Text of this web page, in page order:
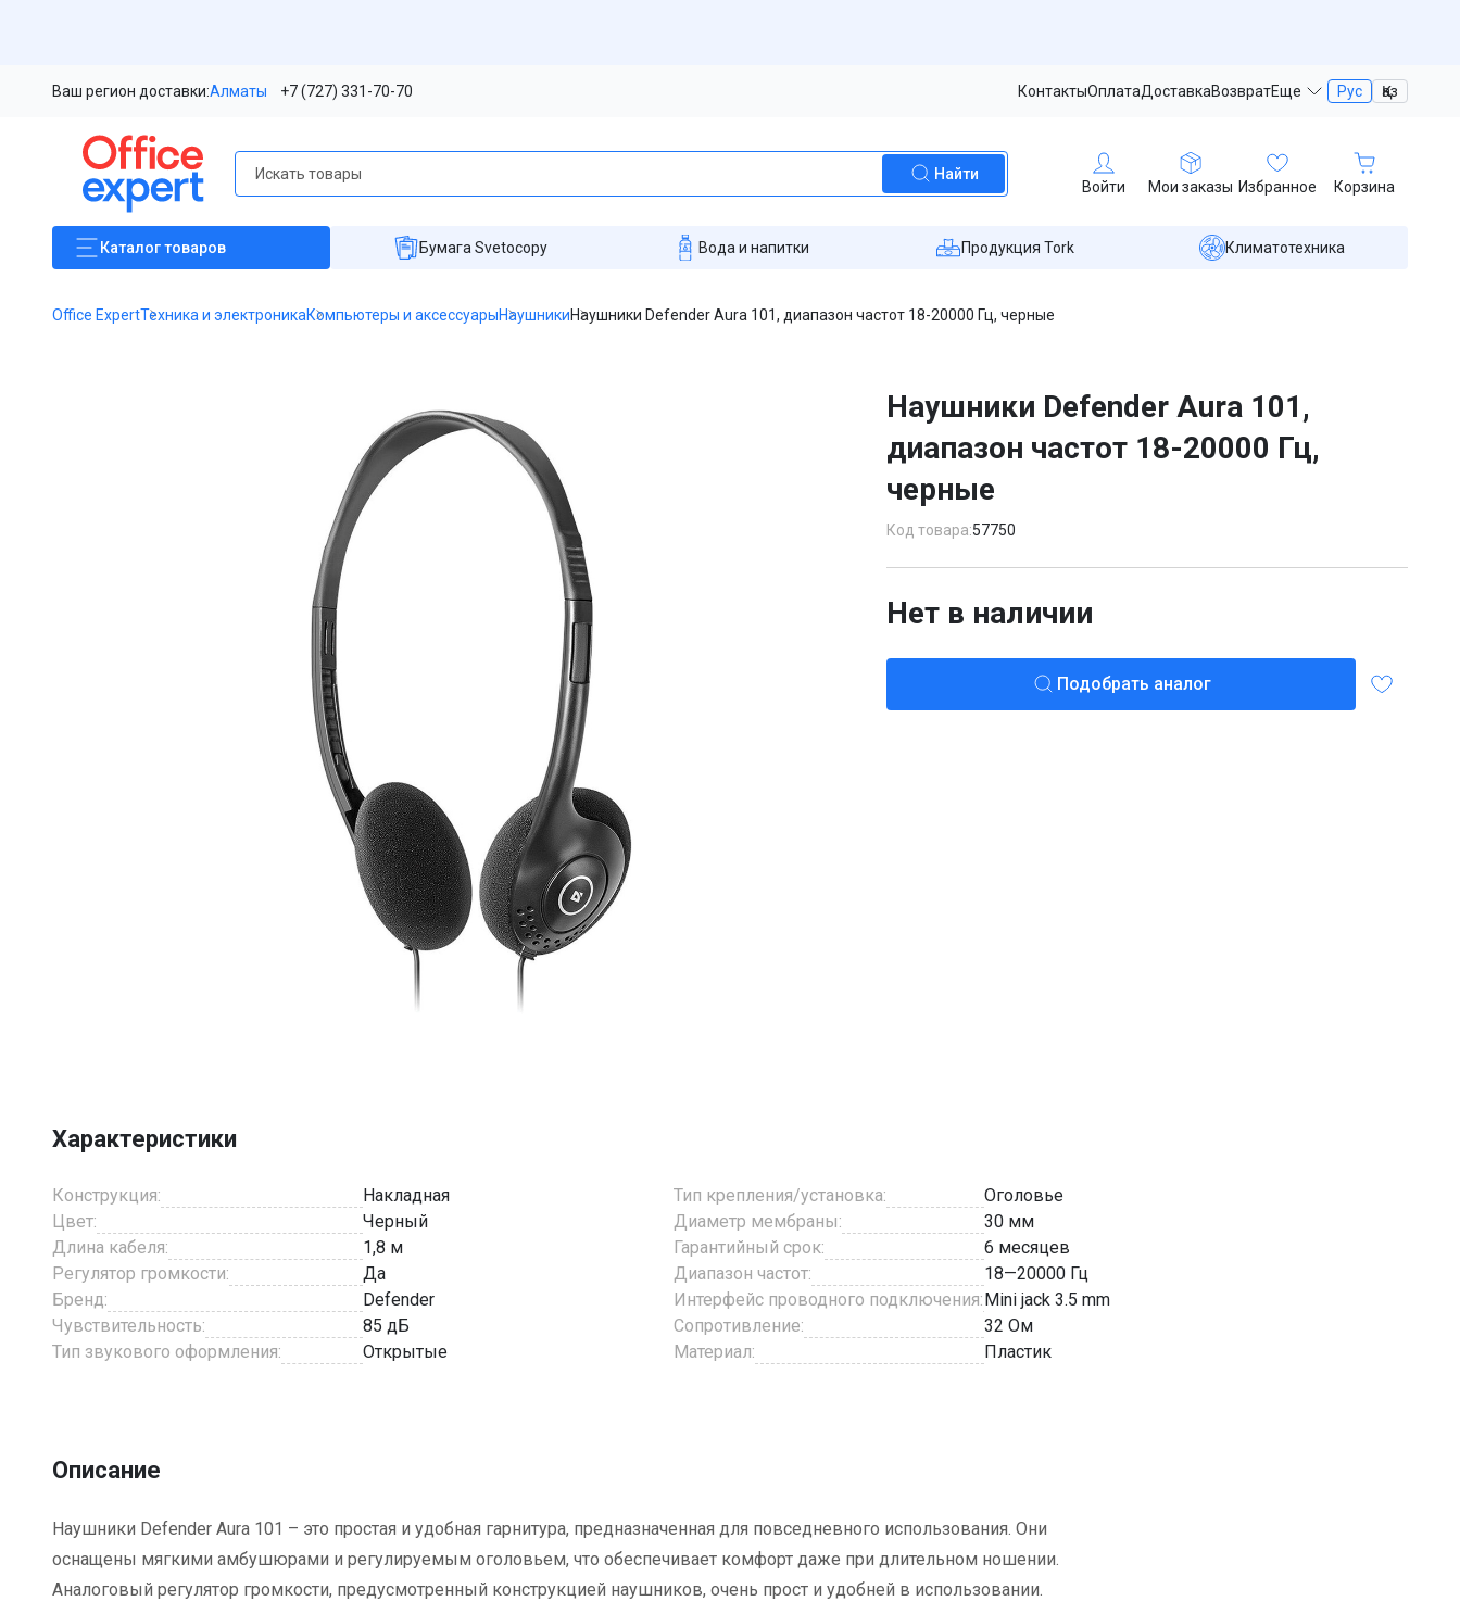
Ваш регион доставки:Алматы +7 (727) 331-70-70 КонтактыОплатаДоставкаВозвратЕще Рус Қаз
Найти
Войти Мои заказы Избранное Корзина
Каталогтоваров Бумага Svetocopy Вода и напитки Продукция Tork Климатотехника
Office ExpertТехника и электроникаКомпьютеры и аксессуарыНаушникиНаушники Defender Aura 101, диапазон частот 18-20000 Гц, черные
6
Наушники Defender Aura 101,
диапазон частот 18-20000 Гц,
черные
Код товара:57750
Нет в наличии
Подобрать аналог
Характеристики
Конструкция:
Накладная
Цвет:
Черный
Длина кабеля:
1,8 м
Регулятор громкости:
Да
Бренд:
Defender
Чувствительность:
85 дБ
Тип звукового оформления:
Открытые
Тип крепления/установка:
Оголовье
Диаметр мембраны:
30 мм
Гарантийный срок:
6 месяцев
Диапазон частот:
18—20000 Гц
Интерфейс проводного подключения:Mini jack 3.5 mm
Сопротивление:
32 Ом
Материал:
Пластик
Описание
Наушники Defender Aura 101 – это простая и удобная гарнитура, предназначенная для повседневного использования. Они
оснащены мягкими амбушюрами и регулируемым оголовьем, что обеспечивает комфорт даже при длительном ношении.
Аналоговый регулятор громкости, предусмотренный конструкцией наушников, очень прост и удобней в использовании.